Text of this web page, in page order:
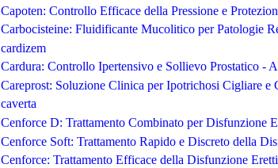
Capoten: Controllo Efficace della Pressione e
Carbocisteine: Fluidificante Mucolitico per Patologie
cardizem
Cardura: Controllo Ipertensivo e Sollievo Prostatico -
Careprost: Soluzione Clinica per Ipotrichosi Cigliare e
caverta
Cenforce D: Trattamento Combinato per Disfunzione
Cenforce Soft: Trattamento Rapido e Discreto della
Cenforce: Trattamento Efficace della Disfunzione